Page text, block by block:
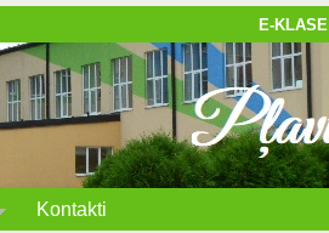
E-KLASE
Kontakti